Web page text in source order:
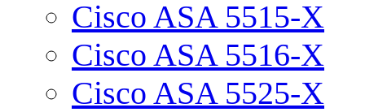
Cisco ASA 5515-X
Cisco ASA 5516-X
Cisco ASA 5525-X